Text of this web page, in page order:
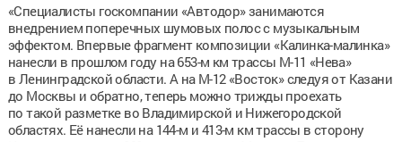
«Специалисты госкомпании «Автодор» занимаются
внедрением поперечных шумовых полос с музыкальным
эффектом. Впервые фрагмент композиции «Калинка-малинка»
нанесли в прошлом году на 653-м км трассы М-11 «Нева»
в Ленинградской области. А на М-12 «Восток» следуя от Казани
до Москвы и обратно, теперь можно трижды проехать
по такой разметке во Владимирской и Нижегородской
областях. Её нанесли на 144-м и 413-м км трассы в сторону